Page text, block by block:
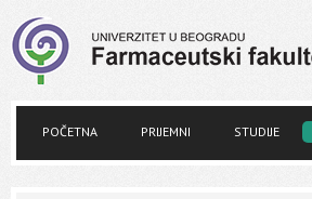
POČETNA PRIJEMNI STUDIJE